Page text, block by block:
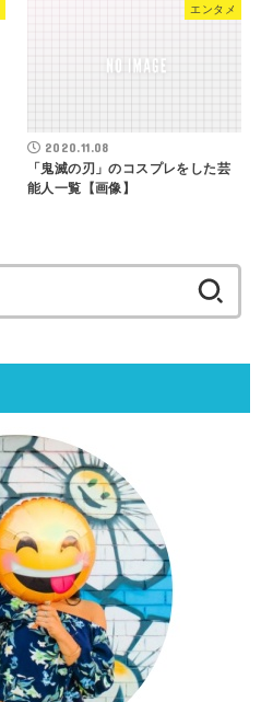
エンタメ
2020.11.08
「鬼滅の刃」のコスプレをした芸
能人一覧【画像】
索: